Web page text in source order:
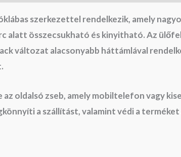
szerkezettel rendelkezik, amely
alatt összecsukható és kinyitható. Az
változat alacsonyabb háttámlával
oldalsó zseb, amely mobiltelefon vagy
a szállítást, valamint védi a